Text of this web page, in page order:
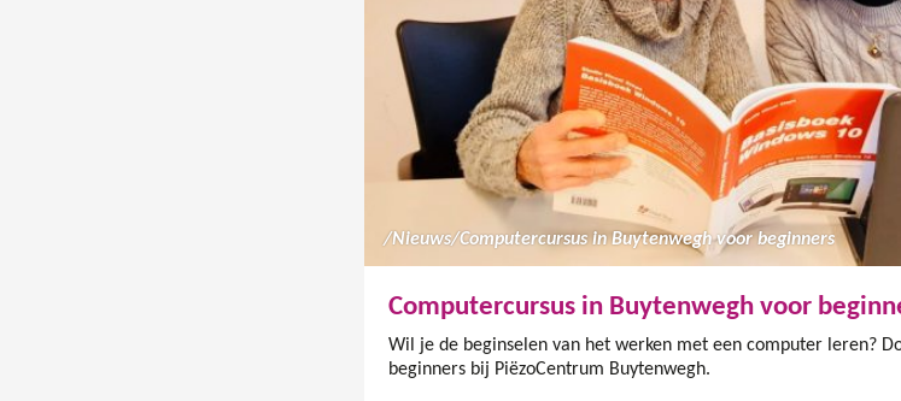
/Nieuws/Computercursus in Buytenwegh voor beginners
Computercursus in Buytenwegh voor
Wil je de beginselen van het werken met een computer leren?
beginners bij PiëzoCentrum Buytenwegh.